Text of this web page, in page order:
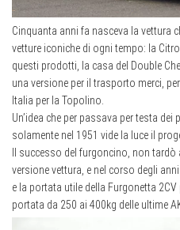
Cinquanta anni fa nasceva la vettura
vetture iconiche di ogni tempo: la
questi prodotti, la casa del Double
una versione per il trasporto merci,
Italia per la Topolino.
Un’idea che per passava per testa
solamente nel 1951 vide la luce il
Il successo del furgoncino, non tardò
versione vettura, e nel corso degli
e la portata utile della Furgonetta
portata da 250 ai 400kg delle ultime